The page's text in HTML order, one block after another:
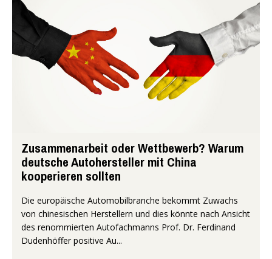
Zusammenarbeit oder Wettbewerb? Warum
deutsche Autohersteller mit China
kooperieren sollten
Die europäische Automobilbranche bekommt Zuwachs
von chinesischen Herstellern und dies könnte nach Ansicht
des renommierten Autofachmanns Prof. Dr. Ferdinand
Dudenhöffer positive Au...